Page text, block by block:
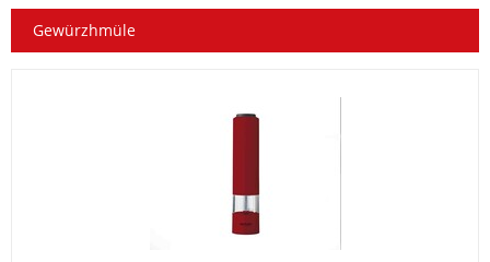
Gewürzhmüle